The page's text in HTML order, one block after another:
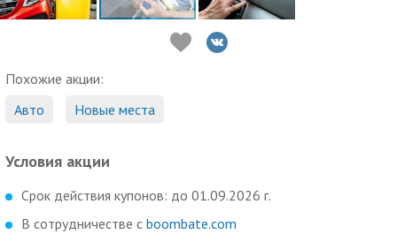
Похожие акции:
Авто
Новые места
Условия акции
Срок действия купонов: до 01.09.2026 г.
В сотрудничестве с boombate.com